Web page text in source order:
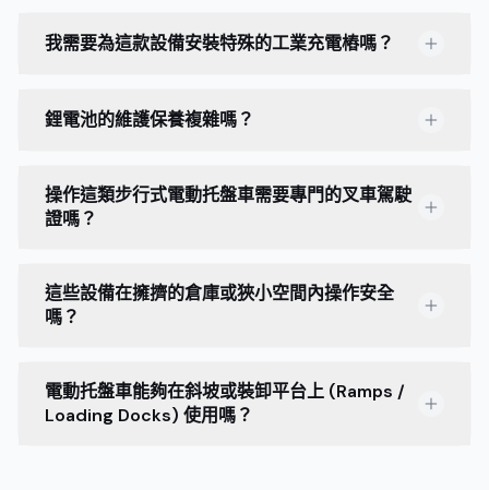
我需要為這款設備安裝特殊的工業充電樁嗎？
鋰電池的維護保養複雜嗎？
操作這類步行式電動托盤車需要專門的叉車駕駛
證嗎？
這些設備在擁擠的倉庫或狹小空間內操作安全
嗎？
電動托盤車能夠在斜坡或裝卸平台上 (Ramps /
Loading Docks) 使用嗎？